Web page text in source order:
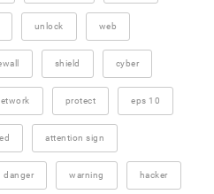
unlock web
shield cyber
protect eps 10
attention sign
danger warning hacker